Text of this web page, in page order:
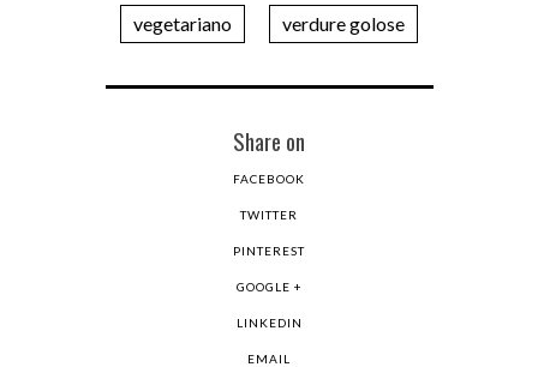
vegetariano verdure golose
Share on
FACEBOOK
TWITTER
PINTEREST
GOOGLE +
LINKEDIN
EMAIL